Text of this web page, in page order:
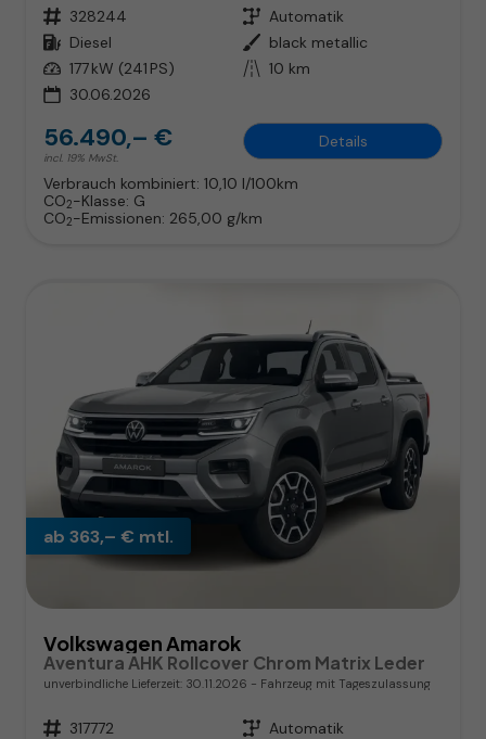
Fahrzeugnr. 328244 Getriebe Automatik
Kraftstoff Diesel Außenfarbe black metallic
Leistung 177 kW (241 PS) Kilometerstand 10 km
30.06.2026
56.490,– €
incl. 19% MwSt.
Details
Verbrauch kombiniert: 10,10 l/100km
CO2-Klasse: G
CO2-Emissionen: 265,00 g/km
ab 363,– € mtl.
Volkswagen Amarok
Aventura AHK Rollcover Chrom Matrix Leder
unverbindliche Lieferzeit: 30.11.2026 Fahrzeug mit Tageszulassung
Fahrzeugnr. 317772 Getriebe Automatik